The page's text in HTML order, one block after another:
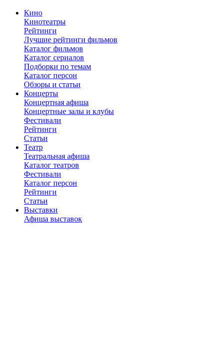
Кино
Кинотеатры
Рейтинги
Лучшие рейтинги фильмов
Каталог фильмов
Каталог сериалов
Подборки по темам
Каталог персон
Обзоры и статьи
Концерты
Концертная афиша
Концертные залы и клубы
Фестивали
Рейтинги
Статьи
Театр
Театральная афиша
Каталог театров
Фестивали
Каталог персон
Рейтинги
Статьи
Выставки
Афиша выставок